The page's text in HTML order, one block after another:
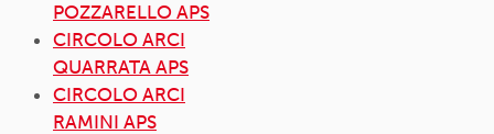
POZZARELLO APS
CIRCOLO ARCI
QUARRATA APS
CIRCOLO ARCI
RAMINI APS